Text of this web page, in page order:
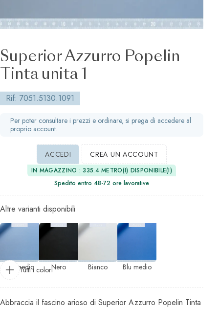
Superior Azzurro Popelin
Tinta unita 1
Rif: 7051.5130.1091
Per poter consultare i prezzi e ordinare, si prega di accedere al
proprio account.
ACCEDI CREA UN ACCOUNT
IN MAGAZZINO : 335.4 METRO(I) DISPONIBILE(I)
Spedito entro 48-72 ore lavorative
Altre varianti disponibili
Blu medio Nero Bianco Blu medio
Tutti i colori
Abbraccia il fascino arioso di Superior Azzurro Popelin Tinta